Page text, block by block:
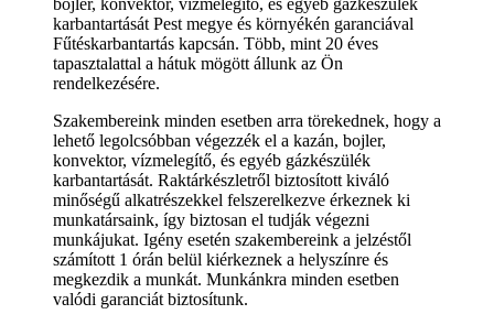
karbantartását Pest megye és környékén garanciával
Fűtéskarbantartás kapcsán. Több, mint 20 éves
tapasztalattal a hátuk mögött állunk az Ön
rendelkezésére.
Szakembereink minden esetben arra törekednek, hogy a
lehető legolcsóbban végezzék el a kazán, bojler,
konvektor, vízmelegítő, és egyéb gázkészülék
karbantartását. Raktárkészletről biztosított kiváló
minőségű alkatrészekkel felszerelkezve érkeznek ki
munkatársaink, így biztosan el tudják végezni
munkájukat. Igény esetén szakembereink a jelzéstől
számított 1 órán belül kiérkeznek a helyszínre és
megkezdik a munkát. Munkánkra minden esetben
valódi garanciát biztosítunk.